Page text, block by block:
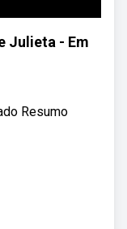
Julieta - Em
Resumo